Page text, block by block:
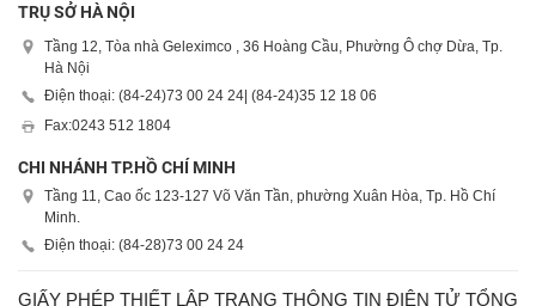
TRỤ SỞ HÀ NỘI
Tầng 12, Tòa nhà Geleximco , 36 Hoàng Cầu, Phường Ô chợ Dừa, Tp.
Hà Nội
Điện thoại: (84-24)73 00 24 24 | (84-24)35 12 18 06
Fax:0243 512 1804
CHI NHÁNH TP.HỒ CHÍ MINH
Tầng 11, Cao ốc 123-127 Võ Văn Tần, phường Xuân Hòa, Tp. Hồ Chí
Minh.
Điện thoại: (84-28)73 00 24 24
GIẤY PHÉP THIẾT LẬP TRANG THÔNG TIN ĐIỆN TỬ TỔNG